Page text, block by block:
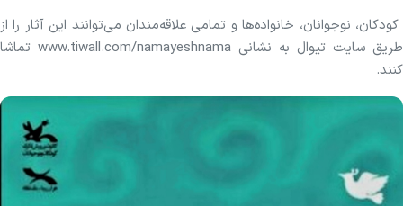
کودکان، نوجوانان، خانواده‌ها و تمامی علاقه‌مندان می‌توانند این آثار را از
طریق سایت تیوال به نشانی www.tiwall.com/namayeshnama تماشا
کنند.